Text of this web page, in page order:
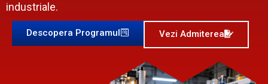
industriale.
Descopera Programul Vezi Admiterea